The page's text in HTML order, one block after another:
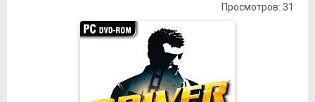
Просмотров: 31